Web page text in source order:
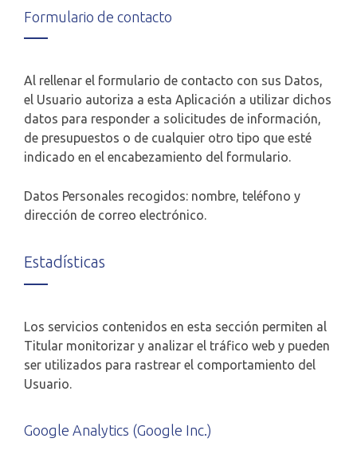
Formulario de contacto
Al rellenar el formulario de contacto con sus Datos,
el Usuario autoriza a esta Aplicación a utilizar dichos
datos para responder a solicitudes de información,
de presupuestos o de cualquier otro tipo que esté
indicado en el encabezamiento del formulario.
Datos Personales recogidos: nombre, teléfono y
dirección de correo electrónico.
Estadísticas
Los servicios contenidos en esta sección permiten al
Titular monitorizar y analizar el tráfico web y pueden
ser utilizados para rastrear el comportamiento del
Usuario.
Google Analytics (Google Inc.)